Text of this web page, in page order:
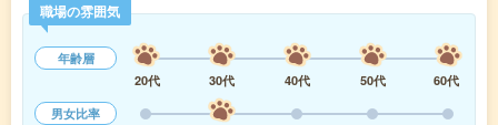
職場の雰囲気
年齢層
20代
30代 40代 50代
60代
男女比率